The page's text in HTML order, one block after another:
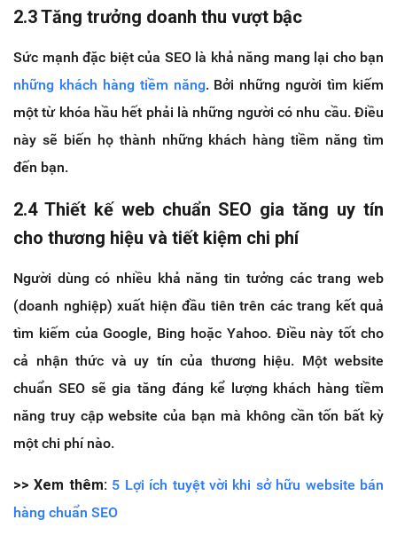
2.3 Tăng trưởng doanh thu vượt bậc
Sức mạnh đặc biệt của SEO là khả năng mang lại cho bạn
những khách hàng tiềm năng. Bởi những người tìm kiếm
một từ khóa hầu hết phải là những người có nhu cầu. Điều
này sẽ biến họ thành những khách hàng tiềm năng tìm
đến bạn.
2.4 Thiết kế web chuẩn SEO gia tăng uy tín
cho thương hiệu và tiết kiệm chi phí
Người dùng có nhiều khả năng tin tưởng các trang web
(doanh nghiệp) xuất hiện đầu tiên trên các trang kết quả
tìm kiếm của Google, Bing hoặc Yahoo. Điều này tốt cho
cả nhận thức và uy tín của thương hiệu. Một website
chuẩn SEO sẽ gia tăng đáng kể lượng khách hàng tiềm
năng truy cập website của bạn mà không cần tốn bất kỳ
một chi phí nào.
>> Xem thêm: 5 Lợi ích tuyệt vời khi sở hữu website bán
hàng chuẩn SEO